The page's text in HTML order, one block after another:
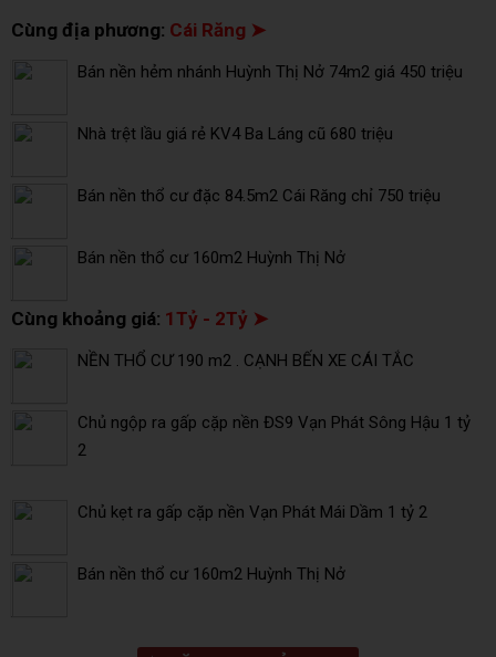
Cùng địa phương: Cái Răng ➤
Bán nền hẻm nhánh Huỳnh Thị Nở 74m2 giá 450 triệu
Nhà trệt lầu giá rẻ KV4 Ba Láng cũ 680 triệu
Bán nền thổ cư đặc 84.5m2 Cái Răng chỉ 750 triệu
Bán nền thổ cư 160m2 Huỳnh Thị Nở
Cùng khoảng giá: 1Tỷ - 2Tỷ ➤
NỀN THỔ CƯ 190 m2 . CẠNH BẾN XE CÁI TẮC
Chủ ngộp ra gấp cặp nền ĐS9 Vạn Phát Sông Hậu 1 tỷ
2
Chủ kẹt ra gấp cặp nền Vạn Phát Mái Dầm 1 tỷ 2
Bán nền thổ cư 160m2 Huỳnh Thị Nở